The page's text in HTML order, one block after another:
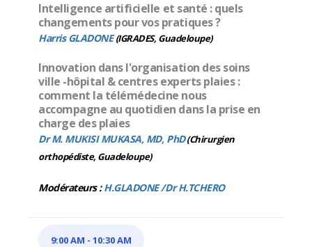
Intelligence artificielle et santé : quels
changements pour vos pratiques ?
Harris GLADONE(IGRADES, Guadeloupe)
Innovation dans l'organisation des soins
ville -hôpital & centres experts plaies :
comment la télémédecine nous
accompagne au quotidien dans la prise en
charge des plaies
Dr M. MUKISI MUKASA, MD, PhD(Chirurgien
orthopédiste, Guadeloupe)
Modérateurs :H.GLADONE /Dr H.TCHERO
9:00 AM - 10:30 AM